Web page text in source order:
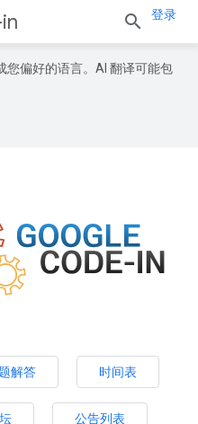
登录
您偏好的语言。AI 翻译可能包
解答 时间表
公告列表